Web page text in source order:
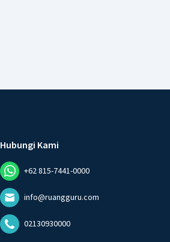
Hubungi Kami
+62 815-7441-0000
info@ruangguru.com
02130930000